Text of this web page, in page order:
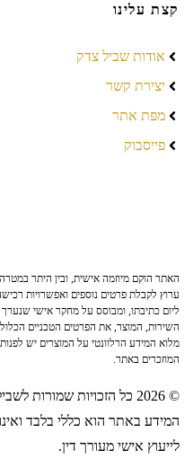
קצת עלינו
אודות שביל צדק
יצירת קשר
מפת אתר
פייסבוק
האתר הוקם מיוזמה אישית, ובין היתר
ערוץ לקבלת פרטים נוספים ואפשרויות
ליום כתיבתו, ומבוסס על מחקר אישי
השירות, המוצר, את הפרטים הטכניים
מלוא המידע הרלוונטי על המוצרים יש
המוזכרים באתר.
© 2026 כל הזכויות שמורות לשביל צדק
המידע באתר הוא כללי בלבד
לייעוץ אישי מעורך דין.